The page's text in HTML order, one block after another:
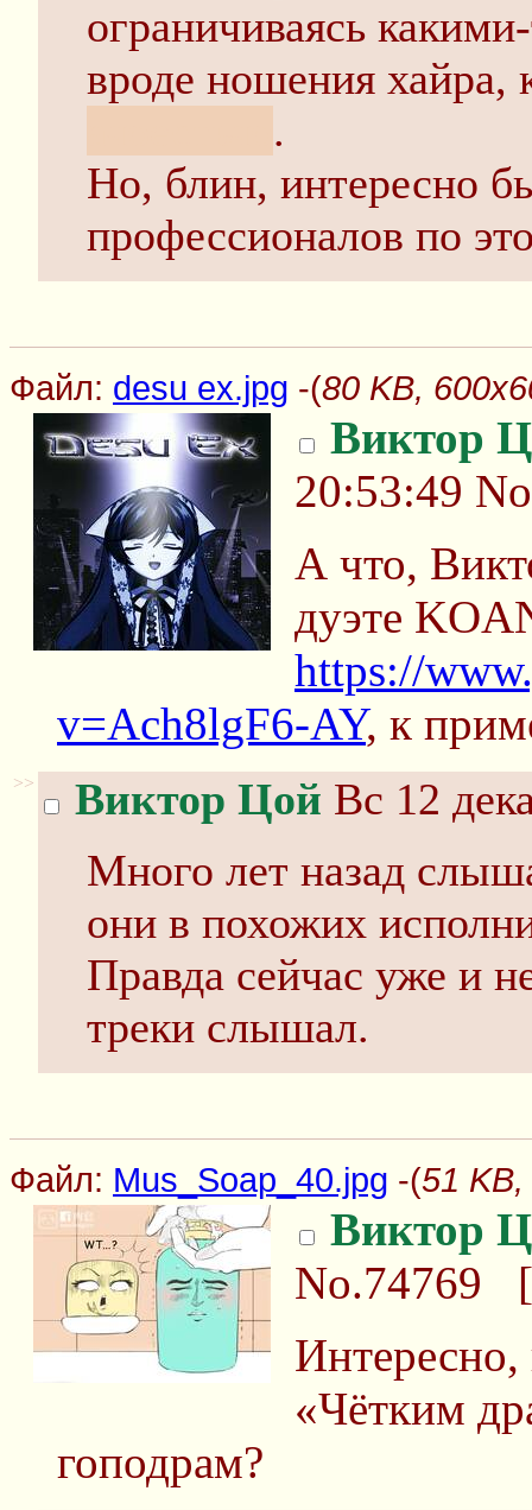
ограничиваясь
вроде ношения хайра,
.
Но, блин, интересно
профессионалов по
Файл: desu ex.jpg -(80 KB,
Виктор
20:53:49
А что,
дуэте
https://
v=Ach8lgF6-AY, к
>> Виктор Цой Вс 12
Много лет назад
они в похожих
Правда сейчас уже и
треки слышал.
Файл: Mus_Soap_40.jpg -(51
Виктор
No.74769 [
«Чётким
гоподрам?